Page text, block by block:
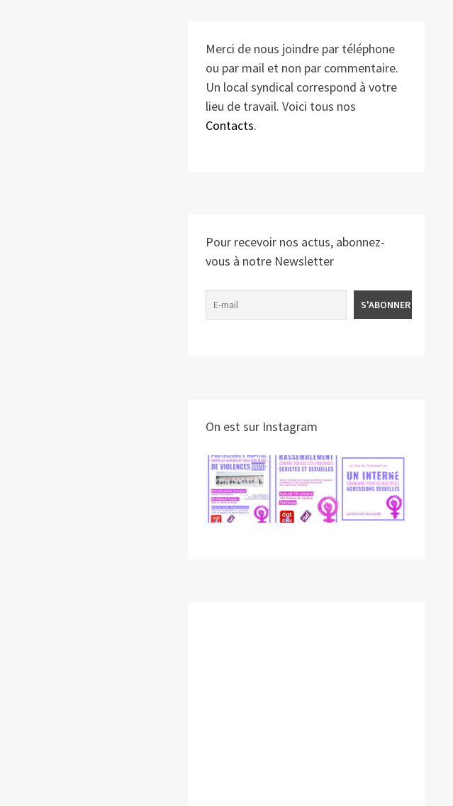
Merci de nous joindre par téléphone
ou par mail et non par commentaire.
Un local syndical correspond à votre
lieu de travail. Voici tous nos
Contacts.
Pour recevoir nos actus, abonnez-
vous à notre Newsletter
On est sur Instagram